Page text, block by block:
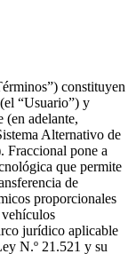
constituyen
“Usuario”) y
(en adelante,
Alternativo de
Fraccional pone a
que permite
de
proporcionales
vehículos
jurídico aplicable
N.º 21.521 y su